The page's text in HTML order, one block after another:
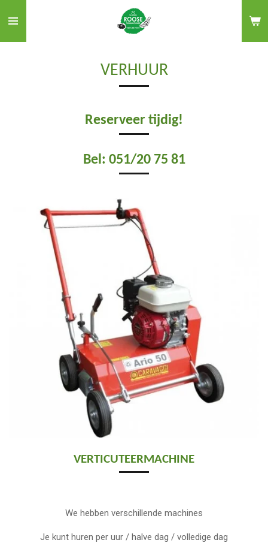
direct
naar
VERHUUR
Reserveer tijdig!
Bel: 051/20 75 81
VERTICUTEERMACHINE
We hebben verschillende machines
Je kunt huren per uur / halve dag / volledige dag